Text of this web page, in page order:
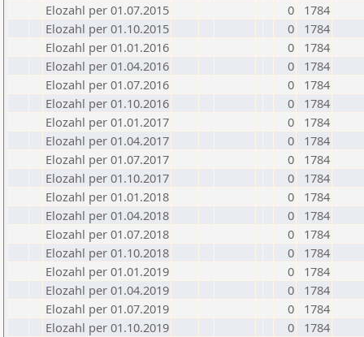
Elozahl per 01.07.2015
0
1784
Elozahl per 01.10.2015
0
1784
Elozahl per 01.01.2016
0
1784
Elozahl per 01.04.2016
0
1784
Elozahl per 01.07.2016
0
1784
Elozahl per 01.10.2016
0
1784
Elozahl per 01.01.2017
0
1784
Elozahl per 01.04.2017
0
1784
Elozahl per 01.07.2017
0
1784
Elozahl per 01.10.2017
0
1784
Elozahl per 01.01.2018
0
1784
Elozahl per 01.04.2018
0
1784
Elozahl per 01.07.2018
0
1784
Elozahl per 01.10.2018
0
1784
Elozahl per 01.01.2019
0
1784
Elozahl per 01.04.2019
0
1784
Elozahl per 01.07.2019
0
1784
Elozahl per 01.10.2019
0
1784